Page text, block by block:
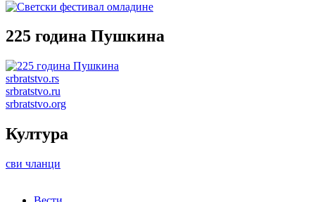
225 година Пушкина
srbratstvo.rs
srbratstvo.ru
srbratstvo.org
Култура
сви чланци